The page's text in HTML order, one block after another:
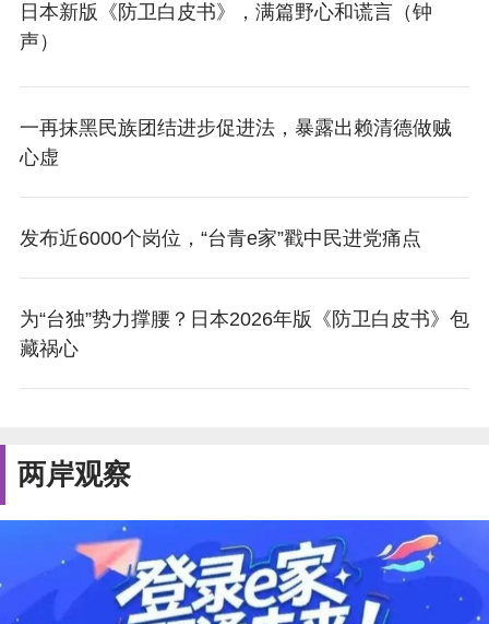
日本新版《防卫白皮书》，满篇野心和谎言（钟
声）
一再抹黑民族团结进步促进法，暴露出赖清德做贼
心虚
发布近6000个岗位，“台青e家”戳中民进党痛点
为“台独”势力撑腰？日本2026年版《防卫白皮书》包
藏祸心
两岸观察